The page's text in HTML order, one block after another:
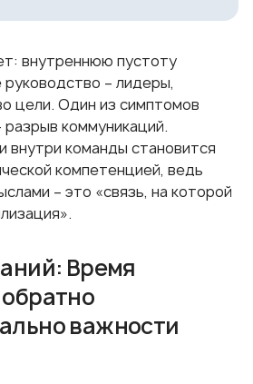
внутреннюю пустоту
– лидеры,
цели. Один из симптомов
разрыв коммуникаций.
внутри команды становится
компетенцией, ведь
– это «связь, на которой
Время
важности